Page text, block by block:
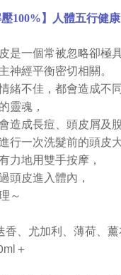
100%】 人體五行健
是一個常被忽略卻極
神經平衡密切相關。
緒不佳，都會造成不
靈魂，
造成長痘、頭皮屑及
行一次洗髮前的頭皮
力地用雙手按摩，
頭皮進入體內，
～
香、尤加利、薄荷、
＋